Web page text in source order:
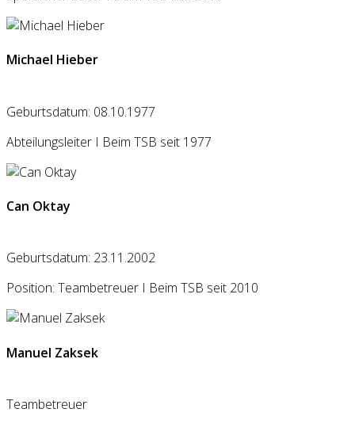
Michael Hieber
Geburtsdatum: 08.10.1977
Abteilungsleiter I Beim TSB seit 1977
Can Oktay
Geburtsdatum: 23.11.2002
Position: Teambetreuer I Beim TSB seit 2010
Manuel Zaksek
Teambetreuer